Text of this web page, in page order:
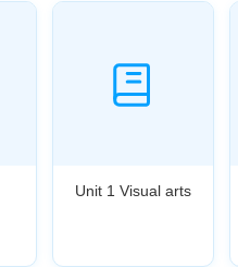
Unit 1 Visual arts